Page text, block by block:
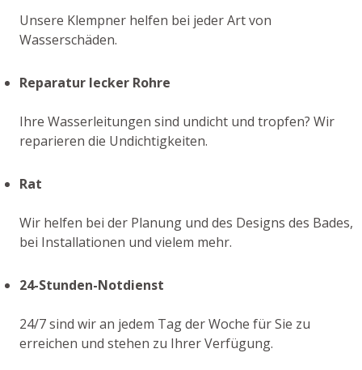
Unsere Klempner helfen bei jeder Art von
Wasserschäden.
Reparatur lecker Rohre
Ihre Wasserleitungen sind undicht und tropfen? Wir
reparieren die Undichtigkeiten.
Rat
Wir helfen bei der Planung und des Designs des Bades,
bei Installationen und vielem mehr.
24-Stunden-Notdienst
24/7 sind wir an jedem Tag der Woche für Sie zu
erreichen und stehen zu Ihrer Verfügung.